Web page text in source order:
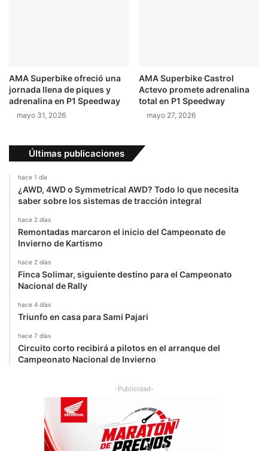
AMA Superbike ofreció una
jornada llena de piques y
adrenalina en P1 Speedway
mayo 31, 2026
AMA Superbike Castrol
Actevo promete adrenalina
total en P1 Speedway
mayo 27, 2026
Últimas publicaciones
hace 1 día
¿AWD, 4WD o Symmetrical AWD? Todo lo que necesita
saber sobre los sistemas de tracción integral
hace 2 días
Remontadas marcaron el inicio del Campeonato de
Invierno de Kartismo
hace 2 días
Finca Solimar, siguiente destino para el Campeonato
Nacional de Rally
hace 4 días
Triunfo en casa para Sami Pajari
hace 7 días
Circuito corto recibirá a pilotos en el arranque del
Campeonato Nacional de Invierno
-Publicidad-